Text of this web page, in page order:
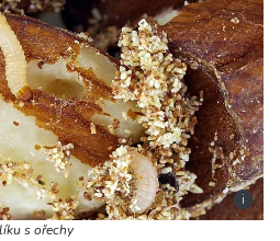
i
s ořechy